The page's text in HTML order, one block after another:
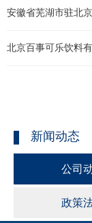
安徽省芜湖市驻北
北京百事可乐饮料
新闻动态
公司
政策